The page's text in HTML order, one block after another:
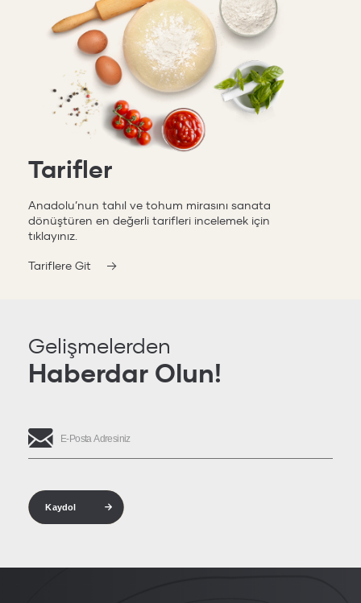
Tarifler
Anadolu’nun tahıl ve tohum mirasını sanata
dönüştüren en değerli tarifleri incelemek için
tıklayınız.
Tariflere Git
Gelişmelerden
Haberdar Olun!
Kaydol